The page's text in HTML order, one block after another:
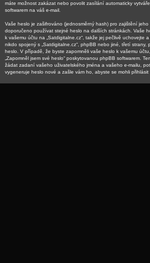
máte možnost zakázat nebo povolit zasílání automaticky
softwarem na váš e-mail.
Vaše heslo je zašifrováno (jednosměrný hash) pro zajištění
doporučeno používat stejné heslo na dalších stránkách. Vaše
k vašemu účtu na „Satdigitalne.cz“, takže jej pečlivě uchovejte
nikdo spojený s „Satdigitalne.cz“, phpBB nebo jiné, třetí strany,
heslo. V případě, že byste zapomněli vaše heslo k vašemu
„Zapomněl jsem své heslo“ poskytovanou phpBB softwarem.
žádat zadaní vašeho uživatelského jména a vašeho e-mailu,
vygeneruje heslo nové a zašle vám ho, abyste se mohli přihlásit